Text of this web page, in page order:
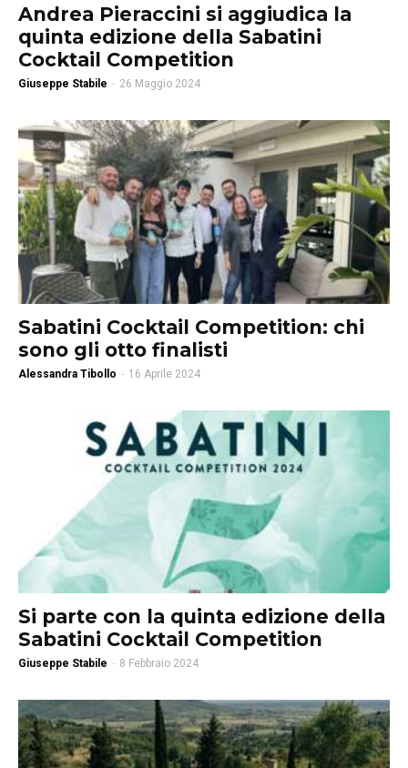
Andrea Pieraccini si aggiudica la
quinta edizione della Sabatini
Cocktail Competition
Giuseppe Stabile - 26 Maggio 2024
Sabatini Cocktail Competition: chi
sono gli otto finalisti
Alessandra Tibollo - 16 Aprile 2024
Si parte con la quinta edizione della
Sabatini Cocktail Competition
Giuseppe Stabile - 8 Febbraio 2024